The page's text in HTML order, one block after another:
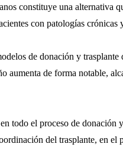
constituye una alternativa
con patologías crónicas
de donación y
aumenta de forma notable,
todo el proceso de
del trasplante, en el